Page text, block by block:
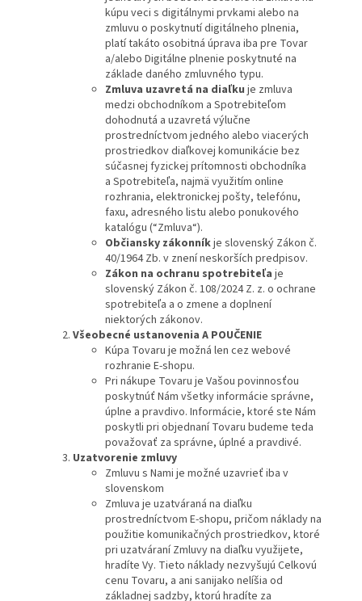
kúpu veci s digitálnymi prvkami alebo na
zmluvu o poskytnutí digitálneho plnenia,
platí takáto osobitná úprava iba pre Tovar
a/alebo Digitálne plnenie poskytnuté na
základe daného zmluvného typu.
Zmluva uzavretá na diaľku je zmluva
medzi obchodníkom a Spotrebiteľom
dohodnutá a uzavretá výlučne
prostredníctvom jedného alebo viacerých
prostriedkov diaľkovej komunikácie bez
súčasnej fyzickej prítomnosti obchodníka
a Spotrebiteľa, najmä využitím online
rozhrania, elektronickej pošty, telefónu,
faxu, adresného listu alebo ponukového
katalógu (“Zmluva“).
Občiansky zákonníkje slovenský Zákon č.
40/1964 Zb. v znení neskorších predpisov.
Zákon na ochranu spotrebiteľa je
slovenský Zákon č. 108/2024 Z. z. o ochrane
spotrebiteľa a o zmene a doplnení
niektorých zákonov.
Všeobecné ustanovenia A POUČENIE
Kúpa Tovaru je možná len cez webové
rozhranie E-shopu.
Pri nákupe Tovaru je Vašou povinnosťou
poskytnúť Nám všetky informácie správne,
úplne a pravdivo. Informácie, ktoré ste Nám
poskytli pri objednaní Tovaru budeme teda
považovať za správne, úplné a pravdivé.
Uzatvorenie zmluvy
Zmluvu s Nami je možné uzavrieť iba v
slovenskom
Zmluva je uzatváraná na diaľku
prostredníctvom E-shopu, pričom náklady na
použitie komunikačných prostriedkov, ktoré
pri uzatváraní Zmluvy na diaľku využijete,
hradíte Vy. Tieto náklady nezvyšujú Celkovú
cenu Tovaru, a ani sanijako nelíšia od
základnej sadzby, ktorú hradíte za